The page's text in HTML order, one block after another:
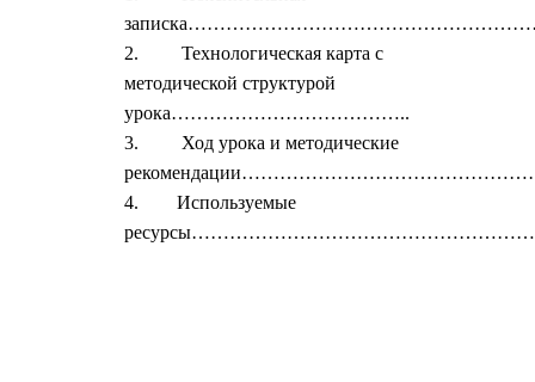
2. Технологическая карта с
методической структурой
урока………………………………..
3. Ход урока и методические
4. Используемые